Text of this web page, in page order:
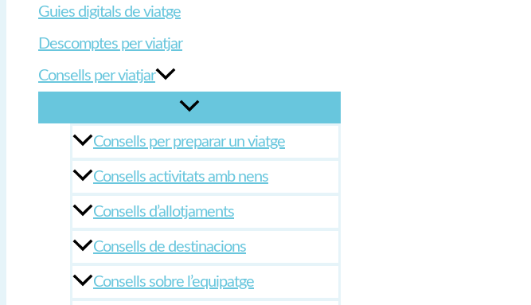
Guies digitals de viatge
Descomptes per viatjar
Consells per viatjar
Consells per preparar un viatge
Consells activitats amb nens
Consells d’allotjaments
Consells de destinacions
Consells sobre l’equipatge